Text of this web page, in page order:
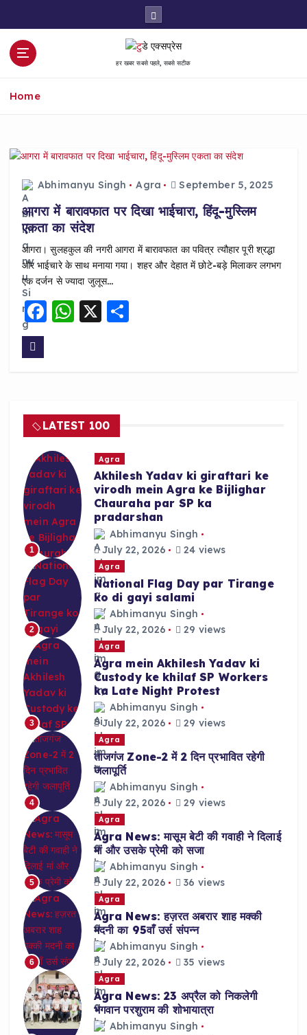
हर खबर सबसे पहले, सबसे सटीक
Home
Abhimanyu Singh Agra September 5, 2025
आगरा में बारावफात पर दिखा भाईचारा, हिंदू-मुस्लिम
एकता का संदेश
आगरा। सुलहकुल की नगरी आगरा में बारावफात का पवित्र त्यौहार पूरी श्रद्धा
और भाईचारे के साथ मनाया गया। शहर और देहात में छोटे-बड़े मिलाकर लगभग
एक दर्जन से ज्यादा जुलूस…
F
o
o
k
W
p
p
X S
LATEST 100
1
Agra
Akhilesh Yadav ki giraftari ke
virodh mein Agra ke Bijlighar
Chauraha par SP ka
pradarshan
Abhimanyu Singh
July 22, 2026
24 views
2
Agra
National Flag Day par Tirange
ko di gayi salami
Abhimanyu Singh
July 22, 2026
29 views
3
Agra
Agra mein Akhilesh Yadav ki
Custody ke khilaf SP Workers
ka Late Night Protest
Abhimanyu Singh
July 22, 2026
29 views
4
Agra
ताजगंज Zone-2 में 2 दिन प्रभावित रहेगी
जलापूर्ति
Abhimanyu Singh
July 22, 2026
29 views
5
Agra
Agra News: मासूम बेटी की गवाही ने दिलाई
मां और उसके प्रेमी को सजा
Abhimanyu Singh
July 22, 2026
36 views
6
Agra
Agra News: हज़रत अबरार शाह मक्की
मदनी का 95वाँ उर्स संपन्न
Abhimanyu Singh
July 22, 2026
35 views
Agra
Agra News: 23 अप्रैल को निकलेगी
भगवान परशुराम की शोभायात्रा
Abhimanyu Singh